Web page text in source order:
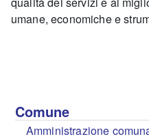
umane, economiche e
Comune
Amministrazione